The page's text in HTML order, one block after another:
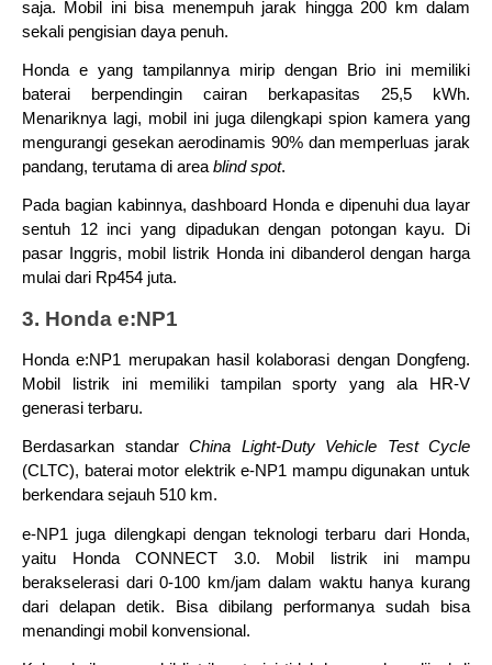
saja. Mobil ini bisa menempuh jarak hingga 200 km dalam
sekali pengisian daya penuh.
Honda e yang tampilannya mirip dengan Brio ini memiliki
baterai berpendingin cairan berkapasitas 25,5 kWh.
Menariknya lagi, mobil ini juga dilengkapi spion kamera yang
mengurangi gesekan aerodinamis 90% dan memperluas jarak
pandang, terutama di area blind spot.
Pada bagian kabinnya, dashboard Honda e dipenuhi dua layar
sentuh 12 inci yang dipadukan dengan potongan kayu. Di
pasar Inggris, mobil listrik Honda ini dibanderol dengan harga
mulai dari Rp454 juta.
3. Honda e:NP1
Honda e:NP1 merupakan hasil kolaborasi dengan Dongfeng.
Mobil listrik ini memiliki tampilan sporty yang ala HR-V
generasi terbaru.
Berdasarkan standar China Light-Duty Vehicle Test Cycle
(CLTC), baterai motor elektrik e-NP1 mampu digunakan untuk
berkendara sejauh 510 km.
e-NP1 juga dilengkapi dengan teknologi terbaru dari Honda,
yaitu Honda CONNECT 3.0. Mobil listrik ini mampu
berakselerasi dari 0-100 km/jam dalam waktu hanya kurang
dari delapan detik. Bisa dibilang performanya sudah bisa
menandingi mobil konvensional.